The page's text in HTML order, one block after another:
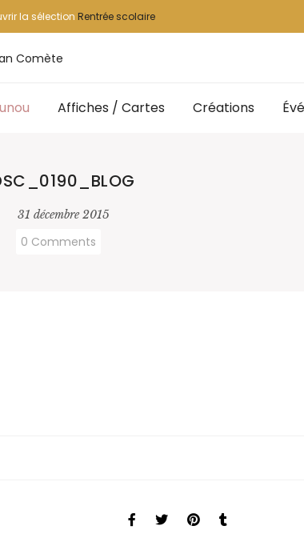
la sélection Rentrée scolaire
Affiches / Cartes Créations
31 décembre 2015
0 Comments